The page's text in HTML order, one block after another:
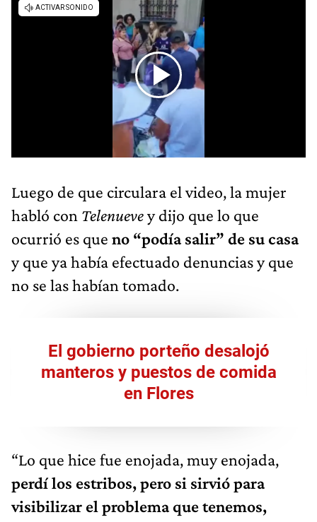
Luego de que circulara el video, la mujer
habló con Telenuevey dijo que lo que
ocurrió es que no “podía salir” de su casa
y que ya había efectuado denuncias y que
no se las habían tomado.
El gobierno porteño desalojó
manteros y puestos de comida
en Flores
“Lo que hice fue enojada, muy enojada,
perdí los estribos, pero si sirvió para
visibilizar el problema que tenemos,